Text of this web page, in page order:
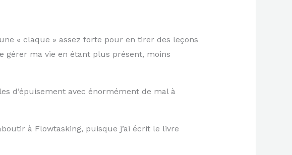
« claque » assez forte pour en tirer des leçons
gérer ma vie en étant plus présent, moins
d’épuisement avec énormément de mal à
à Flowtasking, puisque j’ai écrit le livre